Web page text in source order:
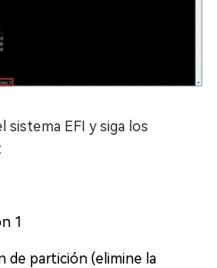
sistema EFI y siga los
1
de partición (elimine la